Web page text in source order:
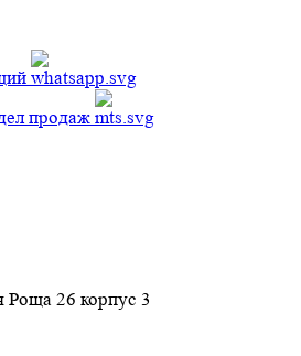
продаж
Роща 26 корпус 3